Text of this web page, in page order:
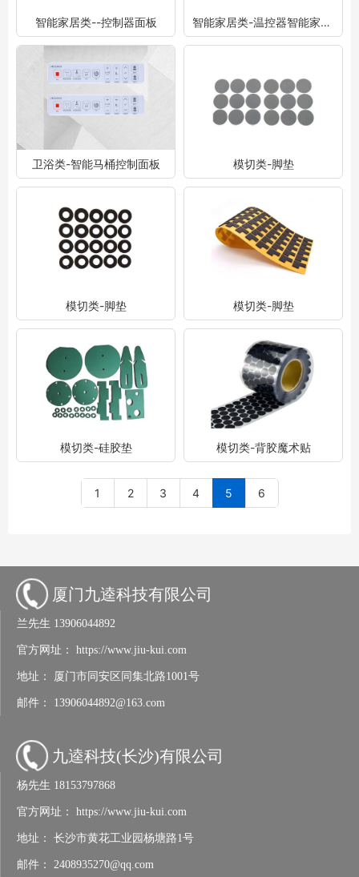
智能家居类--控制器面板 智能家居类-温控器智能家居面板
卫浴类-智能马桶控制面板 模切类-脚垫
模切类-脚垫 模切类-脚垫
模切类-硅胶垫 模切类-背胶魔术贴
1 2 3 4 5 6
厦门九逵科技有限公司
兰先生 13906044892
官方网址： https://www.jiu-kui.com
地址： 厦门市同安区同集北路1001号
邮件： 13906044892@163.com
九逵科技(长沙)有限公司
杨先生 18153797868
官方网址： https://www.jiu-kui.com
地址： 长沙市黄花工业园杨塘路1号
邮件： 2408935270@qq.com